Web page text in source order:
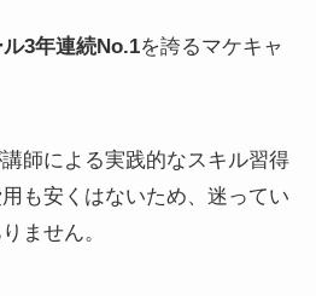
3年連続No.1を誇るマケキャ
師による実践的なスキル習得
も安くはないため、迷ってい
ません。